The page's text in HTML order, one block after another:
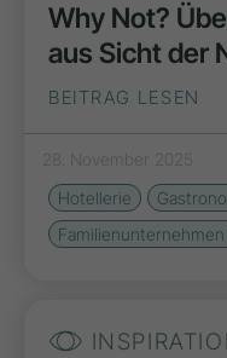
Why Not?
aus Sicht der
BEITRAG LESEN
28. November 2025
Hotellerie